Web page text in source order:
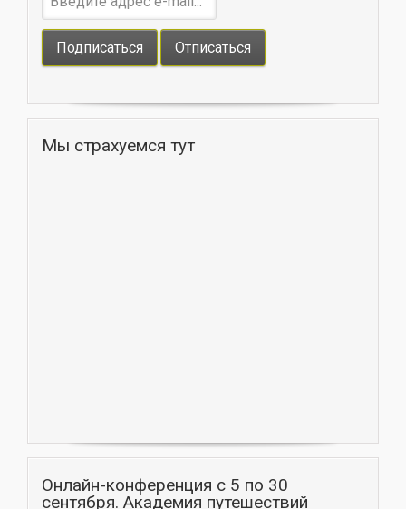
Мы страхуемся тут
Онлайн-конференция с 5 по 30
сентября. Академия путешествий